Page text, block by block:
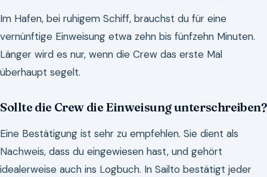
Im Hafen, bei ruhigem Schiff, brauchst du für eine
vernünftige Einweisung etwa zehn bis fünfzehn Minuten.
Länger wird es nur, wenn die Crew das erste Mal
überhaupt segelt.
Sollte die Crew die Einweisung unterschreiben?
Eine Bestätigung ist sehr zu empfehlen. Sie dient als
Nachweis, dass du eingewiesen hast, und gehört
idealerweise auch ins Logbuch. In Sailto bestätigt jeder